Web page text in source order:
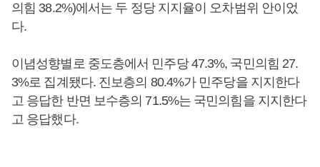
의힘 38.2%)에서는 두 정당 지지율이 오차범위 안이었
다.
이념성향별로 중도층에서 민주당 47.3%, 국민의힘 27.
3%로 집계됐다. 진보층의 80.4%가 민주당을 지지한다
고 응답한 반면 보수층의 71.5%는 국민의힘을 지지한다
고 응답했다.